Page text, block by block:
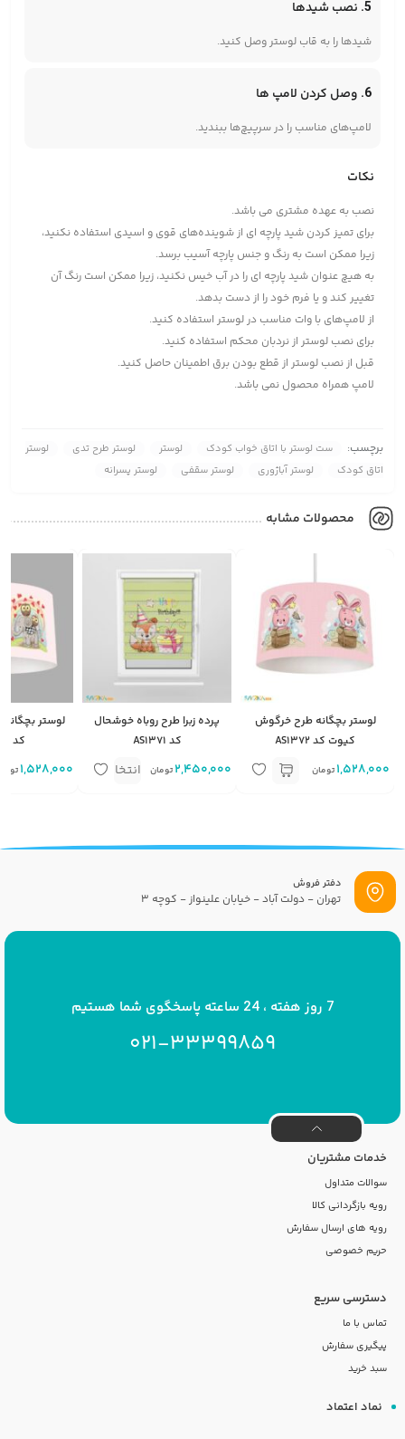
5. نصب شیدها
شیدها را به قاب لوستر وصل کنید.
6. وصل کردن لامپ ها
لامپ‌های مناسب را در سرپیچ‌ها ببندید.
نکات
نصب به عهده مشتری می باشد.
برای تمیز کردن شید پارچه ای از شوینده‌های قوی و اسیدی استفاده نکنید،
زیرا ممکن است به رنگ و جنس پارچه آسیب برسد.
به هیچ عنوان شید پارچه ای را در آب خیس نکنید، زیرا ممکن است رنگ آن
تغییر کند و یا فرم خود را از دست بدهد.
از لامپ‌های با وات مناسب در لوستر استفاده کنید.
برای نصب لوستر از نردبان محکم استفاده کنید.
قبل از نصب لوستر از قطع بودن برق اطمینان حاصل کنید.
لامپ همراه محصول نمی باشد.
برچسب: ست لوستر با اتاق خواب کودک لوستر لوستر طرح تدی
لوستر
اتاق کودک
لوستر آباژوری لوستر سقفی لوستر پسرانه
محصولات مشابه
لوستر بچگانه طرح خرگوش
کیوت کد AS1372
1,528,000 تومان
پرده زبرا طرح روباه خوشحال
کد AS1371
2,450,000 تومانمتر مربع
انتخاب
لوستر
کد AS1373
1,528,000
دفتر فروش
تهران - دولت آباد - خیابان علینواز - کوچه 3
7 روز هفته ، 24 ساعته پاسخگوی شما هستیم
021-33399859
خدمات مشتریان
سوالات متداول
رویه بازگردانی کالا
رویه های ارسال سفارش
حریم خصوصی
دسترسی سریع
تماس با ما
پیگیری سفارش
سبد خرید
نماد اعتماد